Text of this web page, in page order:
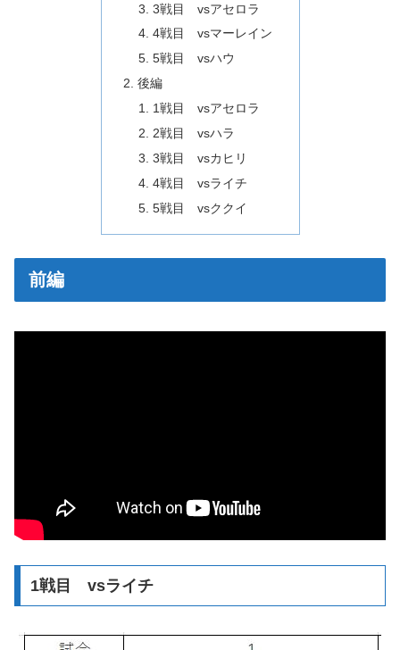
3戦目 vsアセロラ
4戦目 vsマーレイン
5戦目 vsハウ
後編
1戦目 vsアセロラ
2戦目 vsハラ
3戦目 vsカヒリ
4戦目 vsライチ
5戦目 vsククイ
前編
1戦目 vsライチ